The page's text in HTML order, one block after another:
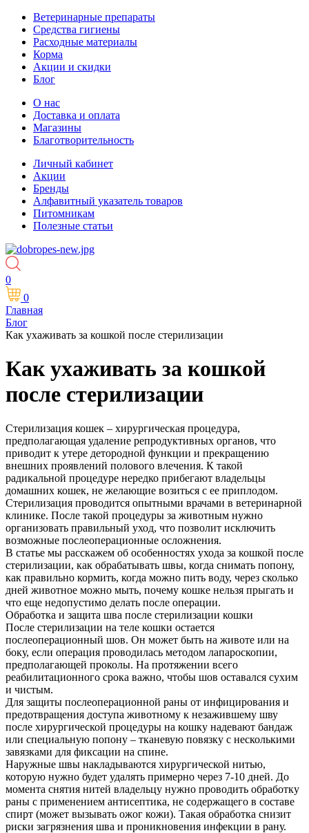
Ветeринарные препараты
Средства гигиены
Расходные материалы
Корма
Акции и скидки
Блог
О нас
Доставка и оплата
Магазины
Благотворительность
Личный кабинет
Акции
Бренды
Алфавитный указатель товаров
Питомникам
Полезные статьи
0
0
Главная
Блог
Как ухаживать за кошкой после стерилизации
Как ухаживать за кошкой
после стерилизации
Стерилизация кошек – хирургическая процедура,
предполагающая удаление репродуктивных органов, что
приводит к утере детородной функции и прекращению
внешних проявлений полового влечения. К такой
радикальной процедуре нередко прибегают владельцы
домашних кошек, не желающие возиться с ее приплодом.
Стерилизация проводится опытными врачами в ветеринарной
клинике. После такой процедуры за животным нужно
организовать правильный уход, что позволит исключить
возможные послеоперационные осложнения.
В статье мы расскажем об особенностях ухода за кошкой после
стерилизации, как обрабатывать швы, когда снимать попону,
как правильно кормить, когда можно пить воду, через сколько
дней животное можно мыть, почему кошке нельзя прыгать и
что еще недопустимо делать после операции.
Обработка и защита шва после стерилизации кошки
После стерилизации на теле кошки остается
послеоперационный шов. Он может быть на животе или на
боку, если операция проводилась методом лапароскопии,
предполагающей проколы. На протяжении всего
реабилитационного срока важно, чтобы шов оставался сухим
и чистым.
Для защиты послеоперационной раны от инфицирования и
предотвращения доступа животному к незажившему шву
после хирургической процедуры на кошку надевают бандаж
или специальную попону – тканевую повязку с несколькими
завязками для фиксации на спине.
Наружные швы накладываются хирургической нитью,
которую нужно будет удалять примерно через 7-10 дней. До
момента снятия нитей владельцу нужно проводить обработку
раны с применением антисептика, не содержащего в составе
спирт (может вызывать ожог кожи). Такая обработка снизит
риски загрязнения шва и проникновения инфекции в рану.